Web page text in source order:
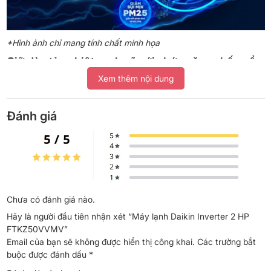
*Hình ảnh chỉ mang tính chất minh họa
Giữ dàn tản nhiệt sạch sẽ với chức năng chống ẩm
mốc kết hợp Streamer
Bằng chức năng chống ẩm mốc trên máy lạnh, nước ngưng tụ tạo
ra trong quá trình làm lạnh được sử dụng để giảm bụi bẩn bên
trong dàn trao đổi nhiệt.
Sau khi làm sạch bằng nước ngưng tụ, máy sẽ chạy chế độ quạt
Đồng thời, luồng điện Streamer phóng ra song song với quá trình
giảm các chất độc hại như vi-rút, nấm mốc và các chất
Xem thêm nội dung
Đánh giá
Chưa có đánh giá nào.
Hãy là người đầu tiên nhận xét “Máy lạnh Daikin Inverter 2 HP
FTKZ50VVMV”
Email của bạn sẽ không được hiển thị công khai. Các trường bắt
buộc được đánh dấu *